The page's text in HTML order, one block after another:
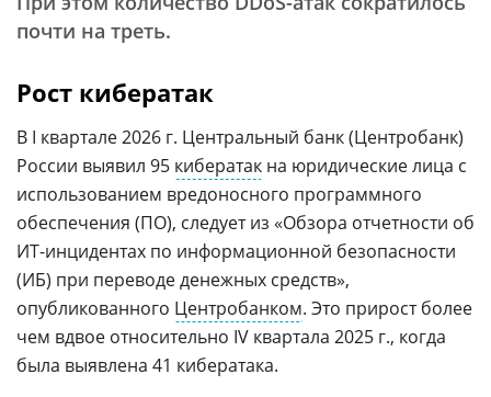
почти на треть.
Рост кибератак
В I квартале 2026 г. Центральный банк (Центробанк)
России выявил 95 кибератак на юридические лица с
использованием вредоносного программного
обеспечения (ПО), следует из «Обзора отчетности об
ИТ-инцидентах по информационной безопасности
(ИБ) при переводе денежных средств»,
опубликованного Центробанком. Это прирост более
чем вдвое относительно IV квартала 2025 г., когда
была выявлена 41 кибератака.